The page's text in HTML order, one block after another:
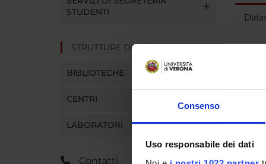
Consenso
Uso responsabile dei dati
STUDENTI
STRUTTURE DEL DIPARTIMENTO
BIBLIOTECHE
CENTRI
LABORATORI
Contatti
Clicca